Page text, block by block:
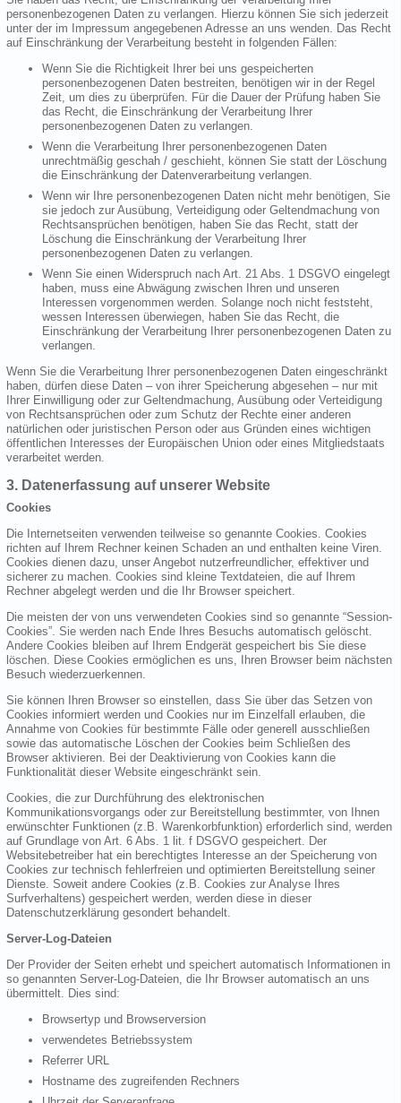
personenbezogenen Daten zu verlangen. Hierzu können Sie sich jederzeit
unter der im Impressum angegebenen Adresse an uns wenden. Das Recht
auf Einschränkung der Verarbeitung besteht in folgenden Fällen:
Wenn Sie die Richtigkeit Ihrer bei uns gespeicherten
personenbezogenen Daten bestreiten, benötigen wir in der Regel
Zeit, um dies zu überprüfen. Für die Dauer der Prüfung haben Sie
das Recht, die Einschränkung der Verarbeitung Ihrer
personenbezogenen Daten zu verlangen.
Wenn die Verarbeitung Ihrer personenbezogenen Daten
unrechtmäßig geschah / geschieht, können Sie statt der Löschung
die Einschränkung der Datenverarbeitung verlangen.
Wenn wir Ihre personenbezogenen Daten nicht mehr benötigen, Sie
sie jedoch zur Ausübung, Verteidigung oder Geltendmachung von
Rechtsansprüchen benötigen, haben Sie das Recht, statt der
Löschung die Einschränkung der Verarbeitung Ihrer
personenbezogenen Daten zu verlangen.
Wenn Sie einen Widerspruch nach Art. 21 Abs. 1 DSGVO eingelegt
haben, muss eine Abwägung zwischen Ihren und unseren
Interessen vorgenommen werden. Solange noch nicht feststeht,
wessen Interessen überwiegen, haben Sie das Recht, die
Einschränkung der Verarbeitung Ihrer personenbezogenen Daten zu
verlangen.
Wenn Sie die Verarbeitung Ihrer personenbezogenen Daten eingeschränkt
haben, dürfen diese Daten – von ihrer Speicherung abgesehen – nur mit
Ihrer Einwilligung oder zur Geltendmachung, Ausübung oder Verteidigung
von Rechtsansprüchen oder zum Schutz der Rechte einer anderen
natürlichen oder juristischen Person oder aus Gründen eines wichtigen
öffentlichen Interesses der Europäischen Union oder eines Mitgliedstaats
verarbeitet werden.
3. Datenerfassung auf unserer Website
Cookies
Die Internetseiten verwenden teilweise so genannte Cookies. Cookies
richten auf Ihrem Rechner keinen Schaden an und enthalten keine Viren.
Cookies dienen dazu, unser Angebot nutzerfreundlicher, effektiver und
sicherer zu machen. Cookies sind kleine Textdateien, die auf Ihrem
Rechner abgelegt werden und die Ihr Browser speichert.
Die meisten der von uns verwendeten Cookies sind so genannte “Session-
Cookies”. Sie werden nach Ende Ihres Besuchs automatisch gelöscht.
Andere Cookies bleiben auf Ihrem Endgerät gespeichert bis Sie diese
löschen. Diese Cookies ermöglichen es uns, Ihren Browser beim nächsten
Besuch wiederzuerkennen.
Sie können Ihren Browser so einstellen, dass Sie über das Setzen von
Cookies informiert werden und Cookies nur im Einzelfall erlauben, die
Annahme von Cookies für bestimmte Fälle oder generell ausschließen
sowie das automatische Löschen der Cookies beim Schließen des
Browser aktivieren. Bei der Deaktivierung von Cookies kann die
Funktionalität dieser Website eingeschränkt sein.
Cookies, die zur Durchführung des elektronischen
Kommunikationsvorgangs oder zur Bereitstellung bestimmter, von Ihnen
erwünschter Funktionen (z.B. Warenkorbfunktion) erforderlich sind, werden
auf Grundlage von Art. 6 Abs. 1 lit. f DSGVO gespeichert. Der
Websitebetreiber hat ein berechtigtes Interesse an der Speicherung von
Cookies zur technisch fehlerfreien und optimierten Bereitstellung seiner
Dienste. Soweit andere Cookies (z.B. Cookies zur Analyse Ihres
Surfverhaltens) gespeichert werden, werden diese in dieser
Datenschutzerklärung gesondert behandelt.
Server-Log-Dateien
Der Provider der Seiten erhebt und speichert automatisch Informationen in
so genannten Server-Log-Dateien, die Ihr Browser automatisch an uns
übermittelt. Dies sind:
Browsertyp und Browserversion
verwendetes Betriebssystem
Referrer URL
Hostname des zugreifenden Rechners